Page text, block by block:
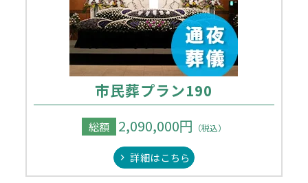
市民葬プラン190
総額 2,090,000円 （税込）
詳細はこちら